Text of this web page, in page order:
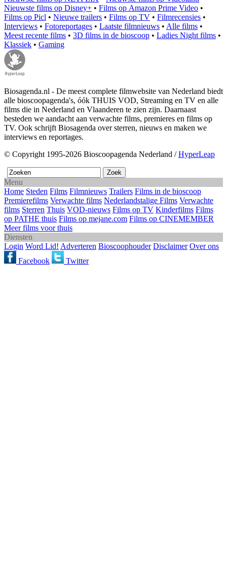
Nieuwste films op Disney+ • Films op Amazon Prime Video •
Films op Picl • Nieuwe trailers • Films op TV • Filmrecensies •
Interviews • Fotoreportages • Laatste filmnieuws • Alle films •
Meest recente films • 3D films in de bioscoop • Ladies Night films •
Klassiek • Gaming
Biosagenda.nl - De meest complete filmwebsite van Nederland biedt
alle bioscoopagenda's, óók THUIS VOD, Streaming en TV en alle
films die in Nederland en Vlaanderen te zien zijn. Daarnaast
besteden we aandacht aan verwachte films, premieres en films op
TV. Ook schrijft Biosagenda over sterren, nieuws en maken we
interviews en reportages.
© Copyright 1995-2026 Bioscoopagenda Nederland /HyperLeap
Menu
Home Steden Films Filmnieuws Trailers Films in de bioscoop
Premierefilms Verwachte films Nederlandstalige Films Verwachte
films Sterren Thuis VOD-nieuws Films op TV Kinderfilms Films
op PATHE thuis Films op mejane.com Films op CINEMEMBER
Meer films voor thuis
Diensten
Login Word Lid! Adverteren Bioscoophouder Disclaimer Over ons
Facebook
Twitter